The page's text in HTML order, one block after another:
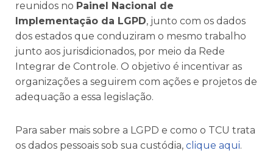
reunidos no Painel Nacional de
Implementação da LGPD, junto com os dados
dos estados que conduziram o mesmo trabalho
junto aos jurisdicionados, por meio da Rede
Integrar de Controle. O objetivo é incentivar as
organizações a seguirem com ações e projetos de
adequação a essa legislação.
Para saber mais sobre a LGPD e como o TCU trata
os dados pessoais sob sua custódia, clique aqui.